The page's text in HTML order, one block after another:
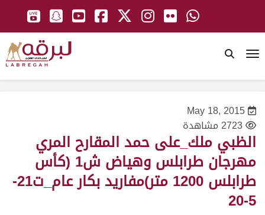
May 18, 2015
2723 مشاهدة
الظبي ملك_على حمد المقارح المري
مهرجان طرابلس وهياض ش1 (كأس
طرابلس 1200 متر)مفاريد بكار عام_ت21-
5-20